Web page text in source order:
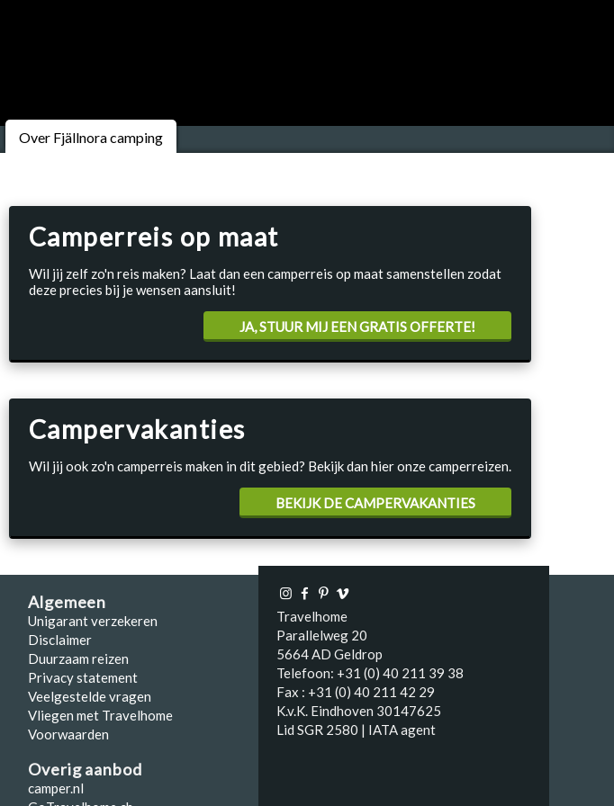
Over Fjällnora camping
Camperreis op maat
Wil jij zelf zo'n reis maken? Laat dan een camperreis op maat samenstellen zodat
deze precies bij je wensen aansluit!
JA, STUUR MIJ EEN GRATIS OFFERTE!
Campervakanties
Wil jij ook zo'n camperreis maken in dit gebied? Bekijk dan hier onze camperreizen.
BEKIJK DE CAMPERVAKANTIES
Algemeen
Unigarant verzekeren
Disclaimer
Duurzaam reizen
Privacy statement
Veelgestelde vragen
Vliegen met Travelhome
Voorwaarden
Overig aanbod
camper.nl
Travelhome
Parallelweg 20
5664 AD Geldrop
Telefoon: +31 (0) 40 211 39 38
Fax : +31 (0) 40 211 42 29
K.v.K. Eindhoven 30147625
Lid SGR 2580 | IATA agent